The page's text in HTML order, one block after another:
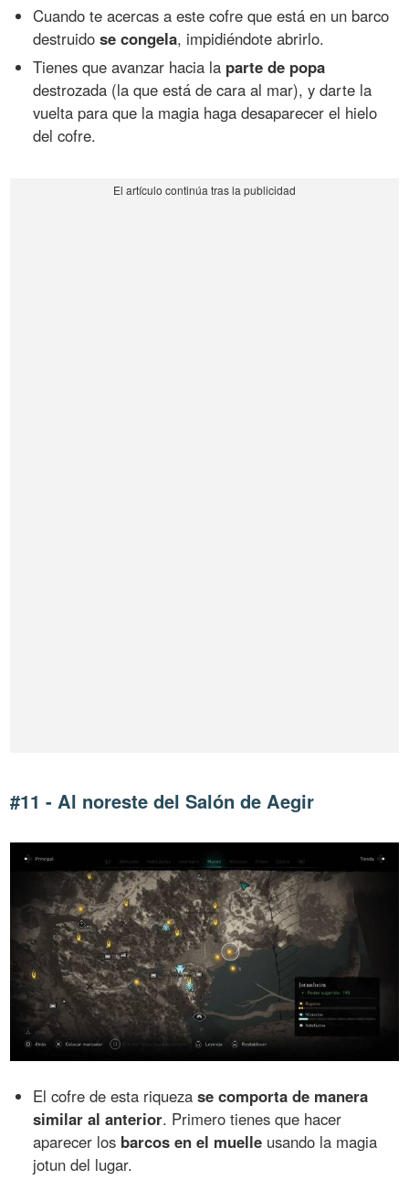
Cuando te acercas a este cofre que está en un barco
destruidose congela, impidiéndote abrirlo.
Tienes que avanzar hacia la parte de popa
destrozada (la que está de cara al mar), y darte la
vuelta para que la magia haga desaparecer el hielo
del cofre.
#11 - Al noreste del Salón de Aegir
El cofre de esta riquezase comporta de manera
similar al anterior. Primero tienes que hacer
aparecer los barcos en el muelle usando la magia
jotun del lugar.